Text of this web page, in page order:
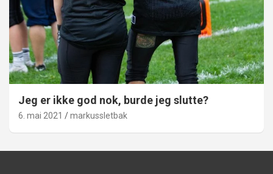
Jeg er ikke god nok, burde jeg slutte?
6. mai 2021 markussletbak